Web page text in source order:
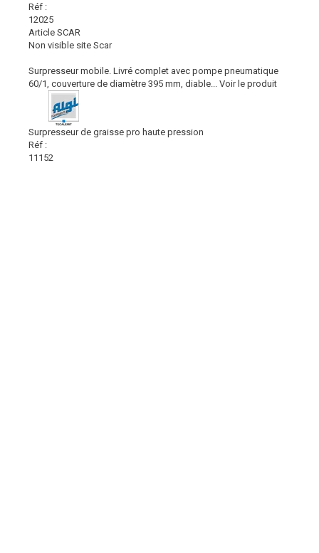
Réf :
12025
Article SCAR
Non visible site Scar
Surpresseur mobile. Livré complet avec pompe pneumatique
60/1, couverture de diamètre 395 mm, diable...
Voir le produit
Surpresseur de graisse pro haute pression
Réf :
11152